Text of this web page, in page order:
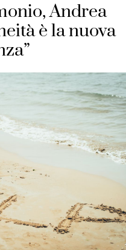
Andrea
è la nuova